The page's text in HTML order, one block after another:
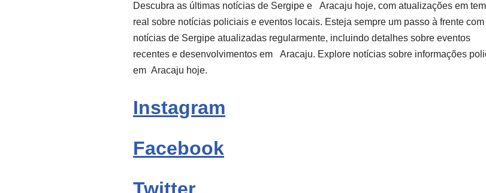
Descubra as últimas notícias de Sergipe e Aracaju hoje, com atualizações em
real sobre notícias policiais e eventos locais. Esteja sempre um passo à frente com
notícias de Sergipe atualizadas regularmente, incluindo detalhes sobre eventos
recentes e desenvolvimentos em
Aracaju. Explore notícias sobre informações
em Aracaju hoje.
Instagram
Facebook